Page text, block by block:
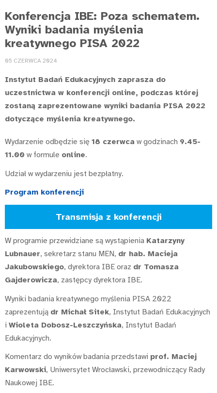
Konferencja IBE: Poza schematem.
Wyniki badania myślenia
kreatywnego PISA 2022
05 CZERWCA 2024
Instytut Badań Edukacyjnych zaprasza do
uczestnictwa w konferencji online, podczas której
zostaną zaprezentowane wyniki badania PISA 2022
dotyczące myślenia kreatywnego.
Wydarzenie odbędzie się 18 czerwca w godzinach 9.45-
11.00 w formule online.
Udział w wydarzeniu jest bezpłatny.
Program konferencji
Transmisja z konferencji
W programie przewidziane są wystąpienia Katarzyny
Lubnauer, sekretarz stanu MEN, dr hab. Macieja
Jakubowskiego, dyrektora IBE oraz dr Tomasza
Gajderowicza, zastępcy dyrektora IBE.
Wyniki badania kreatywnego myślenia PISA 2022
zaprezentują dr Michał Sitek, Instytut Badań Edukacyjnych
i Wioleta Dobosz-Leszczyńska, Instytut Badań
Edukacyjnych.
Komentarz do wyników badania przedstawi prof. Maciej
Karwowski, Uniwersytet Wrocławski, przewodniczący Rady
Naukowej IBE.